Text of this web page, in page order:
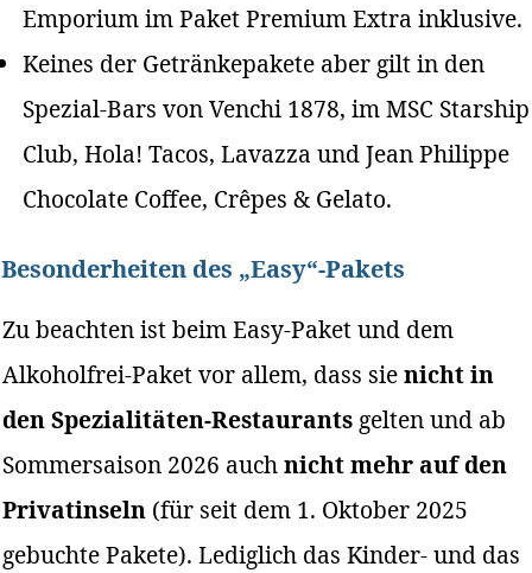
Emporium im Paket Premium Extra inklusive.
Keines der Getränkepakete aber gilt in den
Spezial-Bars von Venchi 1878, im MSC Starship
Club, Hola! Tacos, Lavazza und Jean Philippe
Chocolate Coffee, Crêpes & Gelato.
Besonderheiten des „Easy“-Pakets
Zu beachten ist beim Easy-Paket und dem
Alkoholfrei-Paket vor allem, dass sienicht in
den Spezialitäten-Restaurants gelten und ab
Sommersaison 2026 auchnicht mehr auf den
Privatinseln (für seit dem 1. Oktober 2025
gebuchte Pakete). Lediglich das Kinder- und das